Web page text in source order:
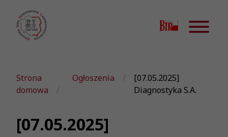
Strona
domowa
Ogłoszenia
[07.05.2025]
Diagnostyka S.A.
[07.05.2025]